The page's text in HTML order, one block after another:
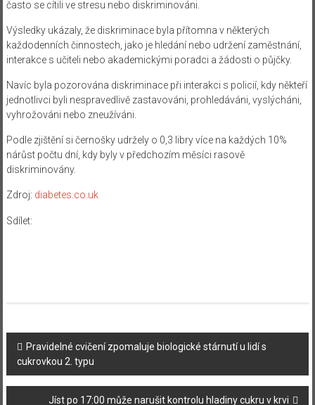
často se cítili ve stresu nebo diskriminováni.
Výsledky ukázaly, že diskriminace byla přítomna v některých
každodenních činnostech, jako je hledání nebo udržení zaměstnání,
interakce s učiteli nebo akademickými poradci a žádosti o půjčky.
Navíc byla pozorována diskriminace při interakci s policií, kdy někteří
jednotlivci byli nespravedlivě zastavováni, prohledáváni, vyslýcháni,
vyhrožováni nebo zneužíváni.
Podle zjištění si černošky udržely o 0,3 libry více na každých 10%
nárůst počtu dní, kdy byly v předchozím měsíci rasově
diskriminovány.
Zdroj: diabetes.co.uk
Sdílet:
Navigace
příspěvku
Pravidelné cvičení zpomaluje biologické stárnutí u lidí s
cukrovkou 2. typu
Jíst po 17:00 může narušit kontrolu hladiny cukru v krvi